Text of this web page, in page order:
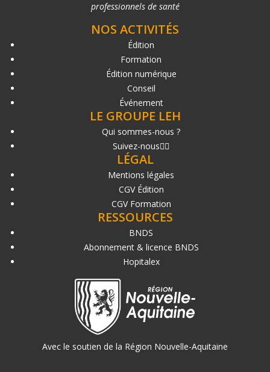
professionnels de santé
NOS ACTIVITÉS
Édition
Formation
Édition numérique
Conseil
Événement
LE GROUPE LEH
Qui sommes-nous ?
Suivez-nous
LÉGAL
Mentions légales
CGV Édition
CGV Formation
RESSOURCES
BNDS
Abonnement & licence BNDS
Hopitalex
Avec le soutien de la Région Nouvelle-Aquitaine